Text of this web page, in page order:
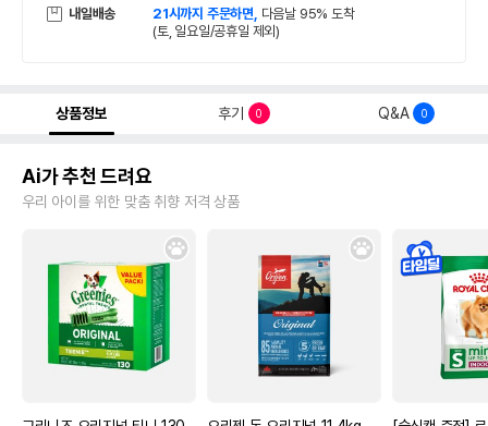
내일배송 21시까지 주문하면, 다음날 95% 도착
(토, 일요일/공휴일 제외)
상품정보 후기 0 Q&A 0
Ai가 추천 드려요
우리 아이를 위한 맞춤 취향 저격 상품